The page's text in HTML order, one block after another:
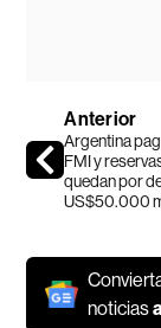
Anterior
Argentina
FMI y
quedan por
US$50.000
noticias